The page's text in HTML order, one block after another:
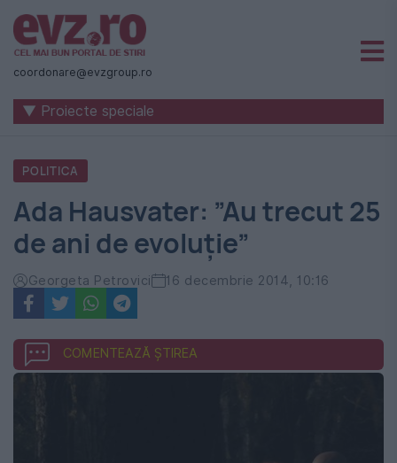
Știri
naționale
internaționale
România
-
Evenimentul
Zilei
coordonare@evzgroup.ro
▼ Proiecte speciale
POLITICA
Ada Hausvater: ”Au trecut 25
de ani de evoluție”
Georgeta Petrovici 16 decembrie 2014, 10:16
COMENTEAZĂ ȘTIREA